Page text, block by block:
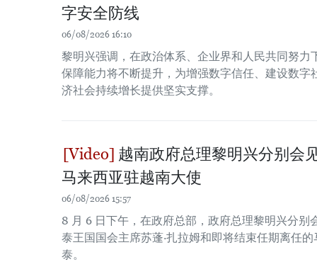
字安全防线
06/08/2026 16:10
黎明兴强调，在政治体系、企业界和人民共同努力
保障能力将不断提升，为增强数字信任、建设数字
济社会持续增长提供坚实支撑。
越南政府总理黎明兴分别会
马来西亚驻越南大使
06/08/2026 15:57
8 月 6 日下午，在政府总部，政府总理黎明兴分别
泰王国国会主席苏蓬·扎拉姆和即将结束任期离任
泰。